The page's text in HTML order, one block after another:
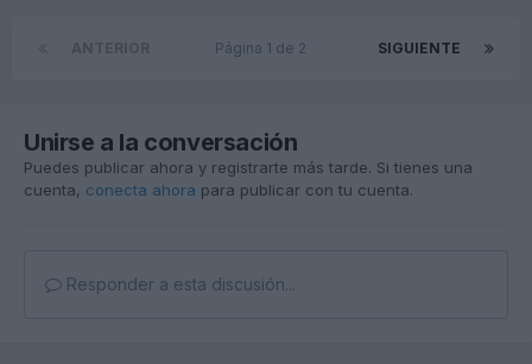
SIGUIENTE
Página 1 de 2
Unirse a la conversación
Puedes publicar ahora y registrarte más tarde. Si tienes una
cuenta, conecta ahora para publicar con tu cuenta.
Responder a esta discusión...